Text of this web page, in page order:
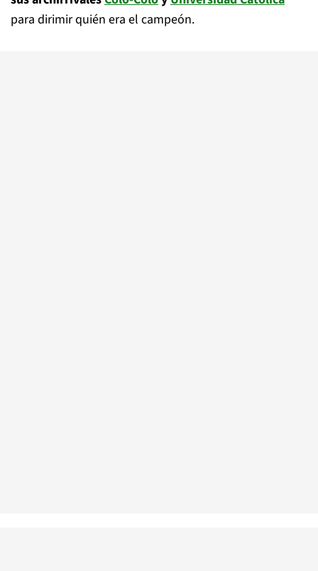
para dirimir quién era el campeón.